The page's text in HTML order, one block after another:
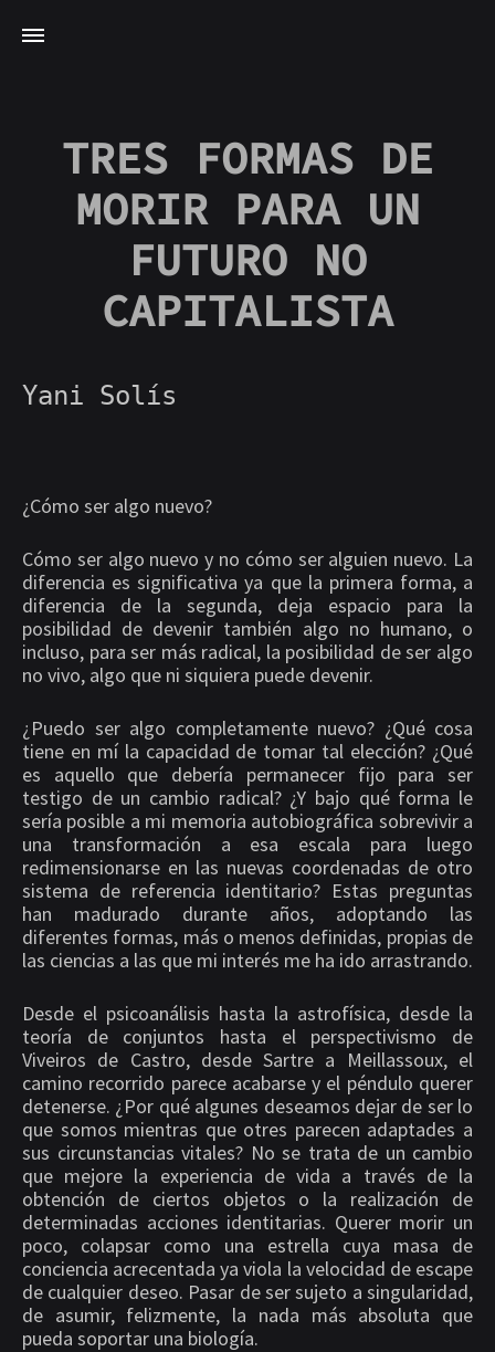
TRES FORMAS DE
MORIR PARA UN
FUTURO NO
CAPITALISTA
Yani Solís
¿Cómo ser algo nuevo?
Cómo ser algo nuevo y no cómo ser alguien nuevo. La
diferencia es significativa ya que la primera forma, a
diferencia de la segunda, deja espacio para la
posibilidad de devenir también algo no humano, o
incluso, para ser más radical, la posibilidad de ser algo
no vivo, algo que ni siquiera puede devenir.
¿Puedo ser algo completamente nuevo? ¿Qué cosa
tiene en mí la capacidad de tomar tal elección? ¿Qué
es aquello que debería permanecer fijo para ser
testigo de un cambio radical? ¿Y bajo qué forma le
sería posible a mi memoria autobiográfica sobrevivir a
una transformación a esa escala para luego
redimensionarse en las nuevas coordenadas de otro
sistema de referencia identitario? Estas preguntas
han madurado durante años, adoptando las
diferentes formas, más o menos definidas, propias de
las ciencias a las que mi interés me ha ido arrastrando.
Desde el psicoanálisis hasta la astrofísica, desde la
teoría de conjuntos hasta el perspectivismo de
Viveiros de Castro, desde Sartre a Meillassoux, el
camino recorrido parece acabarse y el péndulo querer
detenerse. ¿Por qué algunes deseamos dejar de ser lo
que somos mientras que otres parecen adaptades a
sus circunstancias vitales? No se trata de un cambio
que mejore la experiencia de vida a través de la
obtención de ciertos objetos o la realización de
determinadas acciones identitarias. Querer morir un
poco, colapsar como una estrella cuya masa de
conciencia acrecentada ya viola la velocidad de escape
de cualquier deseo. Pasar de ser sujeto a singularidad,
de asumir, felizmente, la nada más absoluta que
pueda soportar una biología.